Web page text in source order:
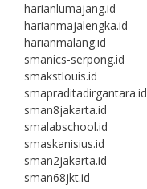
harianlumajang.id
harianmajalengka.id
harianmalang.id
smanics-serpong.id
smakstlouis.id
smapraditadirgantara.id
sman8jakarta.id
smalabschool.id
smaskanisius.id
sman2jakarta.id
sman68jkt.id